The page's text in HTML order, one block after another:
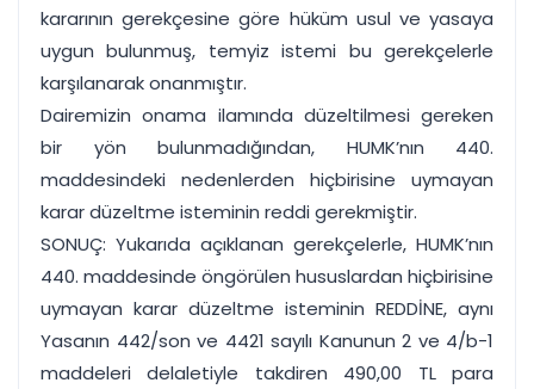
kararının gerekçesine göre hüküm usul ve yasaya
uygun bulunmuş, temyiz istemi bu gerekçelerle
karşılanarak onanmıştır.
Dairemizin onama ilamında düzeltilmesi gereken
bir yön bulunmadığından, HUMK’nın 440.
maddesindeki nedenlerden hiçbirisine uymayan
karar düzeltme isteminin reddi gerekmiştir.
SONUÇ: Yukarıda açıklanan gerekçelerle, HUMK’nın
440. maddesinde öngörülen hususlardan hiçbirisine
uymayan karar düzeltme isteminin REDDİNE, aynı
Yasanın 442/son ve 4421 sayılı Kanunun 2 ve 4/b-1
maddeleri delaletiyle takdiren 490,00 TL para